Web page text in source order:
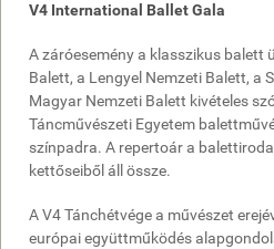
V4 International Ballet Gala
A záróesemény a klasszikus balett
Balett, a Lengyel Nemzeti Balett, a
Magyar Nemzeti Balett kivételes
Táncművészeti Egyetem
színpadra. A repertoár a
kettőseiből áll össze.
A V4 Tánchétvége a művészet
európai együttműködés